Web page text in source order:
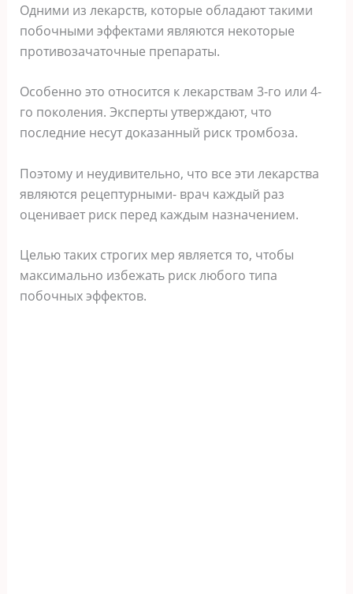
Одними из лекарств, которые обладают такими
побочными эффектами являются некоторые
противозачаточные препараты.
Особенно это относится к лекарствам 3-го или 4-
го поколения. Эксперты утверждают, что
последние несут доказанный риск тромбоза.
Поэтому и неудивительно, что все эти лекарства
являются рецептурными- врач каждый раз
оценивает риск перед каждым назначением.
Целью таких строгих мер является то, чтобы
максимально избежать риск любого типа
побочных эффектов.